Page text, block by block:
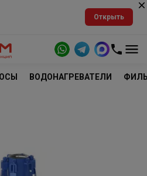
Открыть
ВОДОНАГРЕВАТЕЛИ